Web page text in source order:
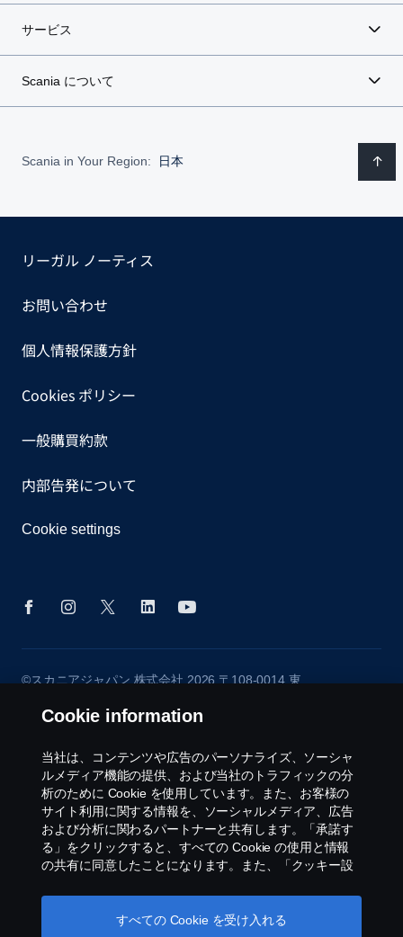
サービス
Scania について
Scania in Your Region: 日本
リーガル ノーティス
お問い合わせ
個人情報保護方針
Cookies ポリシー
一般購買約款
内部告発について
Cookie settings
©スカニアジャパン 株式会社 2026 〒108-0014 東
ビル8階 Tel: 03 6735 3535 ※当ウェブサイトに掲載
本で販売している仕様と異なる場合がありますの
で、あらかじめご了承ください。
Cookie information
当社は、コンテンツや広告のパーソナライズ、ソーシャ
ルメディア機能の提供、および当社のトラフィックの分
析のために Cookie を使用しています。また、お客様の
サイト利用に関する情報を、ソーシャルメディア、広告
および分析に関わるパートナーと共有します。「承諾す
る」をクリックすると、すべての Cookie の使用と情報
の共有に同意したことになります。また、「クッキー設
とで、Cookieを管理することができます。Cookie の使用
方法の詳細については、このテキストの下にあるリンク
すべての Cookie を受け入れる